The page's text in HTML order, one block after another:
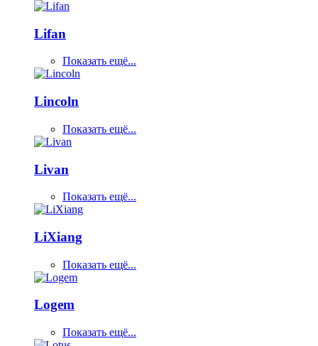
Lifan
Показать ещё...
Lincoln
Показать ещё...
Livan
Показать ещё...
LiXiang
Показать ещё...
Logem
Показать ещё...